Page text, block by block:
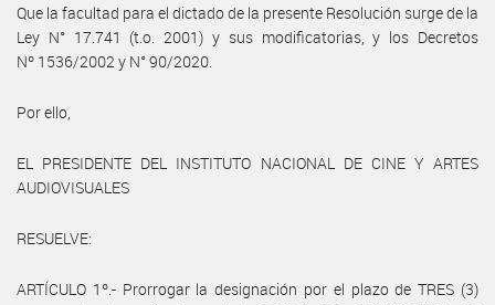
Que la facultad para el dictado de la presente Resolución surge de la
Ley N° 17.741 (t.o. 2001) y sus modificatorias, y los Decretos
Nº 1536/2002 y N° 90/2020.
Por ello,
EL PRESIDENTE DEL INSTITUTO NACIONAL DE CINE Y ARTES
AUDIOVISUALES
RESUELVE:
ARTÍCULO 1º.- Prorrogar la designación por el plazo de TRES (3)